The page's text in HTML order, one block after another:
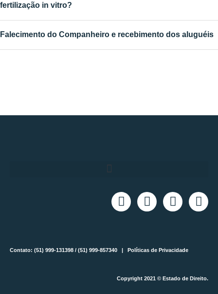
fertilização in vitro?
Falecimento do Companheiro e recebimento dos aluguéis
Contato: (51) 999-131398 / (51) 999-857340 | Políticas de Privacidade
Copyright 2021 © Estado de Direito.